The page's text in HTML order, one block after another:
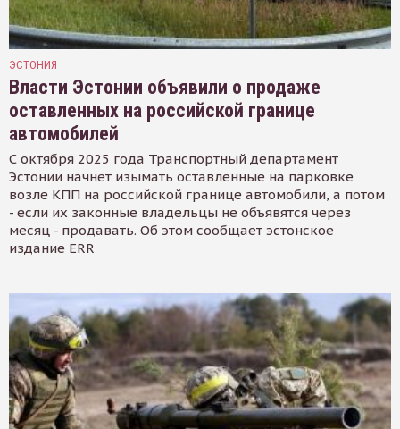
ЭСТОНИЯ
Власти Эстонии объявили о продаже
оставленных на российской границе
автомобилей
С октября 2025 года Транспортный департамент
Эстонии начнет изымать оставленные на парковке
возле КПП на российской границе автомобили, а потом
- если их законные владельцы не объявятся через
месяц - продавать. Об этом сообщает эстонское
издание ERR